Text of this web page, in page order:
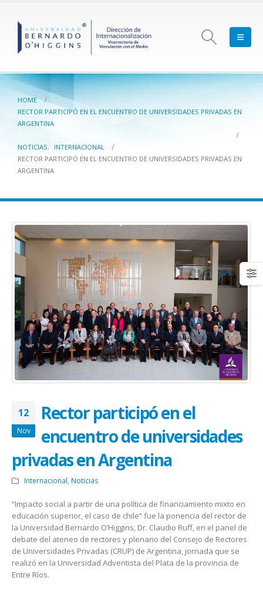
HOME
RECTOR PARTICIPÓ EN EL ENCUENTRO DE UNIVERSIDADES PRIVADAS EN
ARGENTINA
NOTICIAS,
INTERNACIONAL
RECTOR PARTICIPÓ EN EL ENCUENTRO DE UNIVERSIDADES PRIVADAS EN
ARGENTINA
12
Nov
Rector participó en el
encuentro de universidades
privadas en Argentina
Internacional Noticias
“Impacto social a partir de una política de financiamiento mixto en
educación superior, el caso de chile” fue la ponencia del rector de
la Universidad Bernardo O’Higgins, Dr. Claudio Ruff, en el panel de
debate del ateneo de rectores y plenario del Consejo de Rectores
de Universidades Privadas (CRUP) de Argentina, jornada que se
realizó en la Universidad Adventista del Plata de la provincia de
Entre Ríos.